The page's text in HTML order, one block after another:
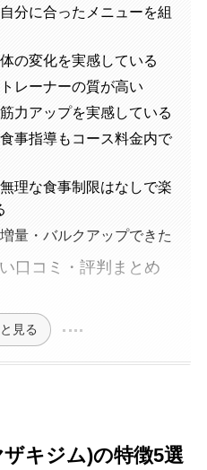
分に合ったメニューを組
の変化を実感している
レーナーの質が高い
力アップを実感している
事指導もコース料金内で
理な食事制限はなしで楽
量・バルクアップできた
口コミ・評判まとめ
見る
キジム)の特徴5選